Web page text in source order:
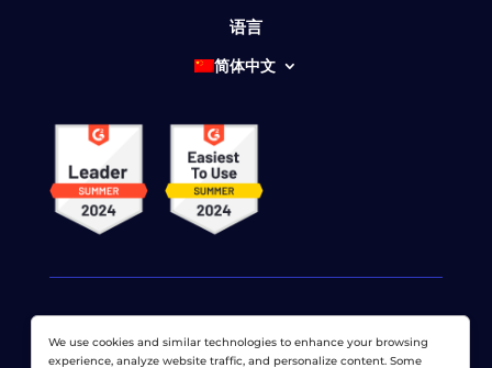
语言
简体中文
© 2026 网络显示器公司 版权所有。 LoadView 是 Dotcom-
We use cookies and similar technologies to enhance your browsing
experience, analyze website traffic, and personalize content. Some